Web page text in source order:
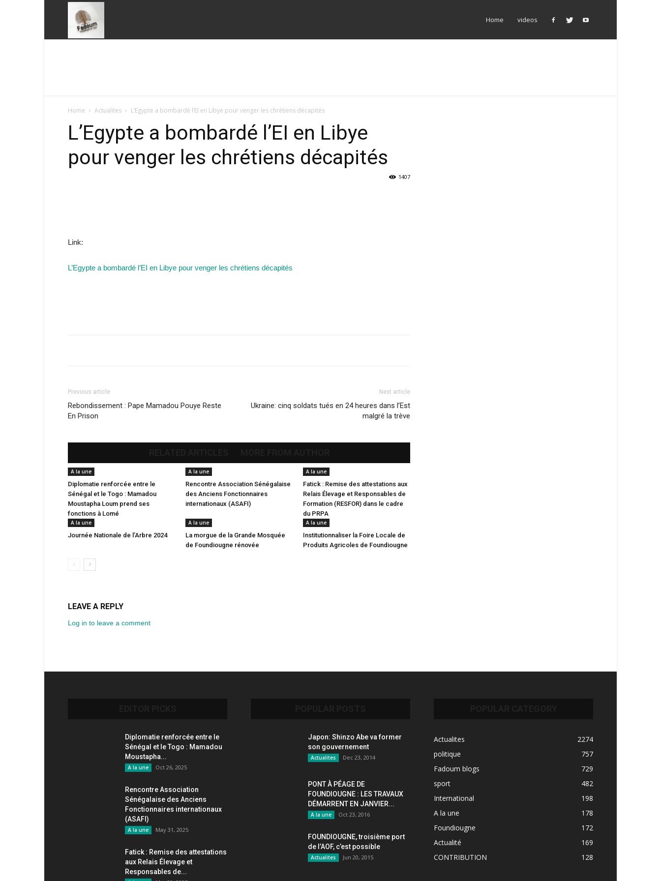
Home videos
Home Actualites L’Egypte a bombardé l’EI en Libye pour venger les chrétiens décapités
L’Egypte a bombardé l’EI en Libye
pour venger les chrétiens décapités
1407
Link:
L’Egypte a bombardé l’EI en Libye pour venger les chrétiens décapités
Previous article
Rebondissement : Pape Mamadou Pouye Reste
En Prison
Next article
Ukraine: cinq soldats tués en 24 heures dans l’Est
malgré la trève
A la une
Diplomatie renforcée entre le
Sénégal et le Togo : Mamadou
Moustapha Loum prend ses
fonctions à Lomé
A la une
Rencontre Association Sénégalaise
des Anciens Fonctionnaires
internationaux (ASAFI)
A la une
Fatick : Remise des attestations aux
Relais Élevage et Responsables de
Formation (RESFOR) dans le cadre
du PRPA
A la une
Journée Nationale de l’Arbre 2024
A la une
La morgue de la Grande Mosquée
de Foundiougne rénovée
A la une
Institutionnaliser la Foire Locale de
Produits Agricoles de Foundiougne
LEAVE A REPLY
Log in to leave a comment
Diplomatie renforcée entre le
Sénégal et le Togo : Mamadou
Moustapha...
A la une Oct 26, 2025
Rencontre Association
Sénégalaise des Anciens
Fonctionnaires internationaux
(ASAFI)
A la une May 31, 2025
Fatick : Remise des attestations
aux Relais Élevage et
Responsables de...
Japon: Shinzo Abe va former
son gouvernement
Actualites Dec 23, 2014
PONT À PÉAGE DE
FOUNDIOUGNE : LES TRAVAUX
DÉMARRENT EN JANVIER...
A la une Oct 23, 2016
FOUNDIOUGNE, troisième port
de l’AOF, c’est possible
Actualites Jun 20, 2015
Actualites
2274
politique
757
Fadoum blogs
729
sport
482
International
198
A la une
178
Foundiougne
172
Actualité
169
CONTRIBUTION
128